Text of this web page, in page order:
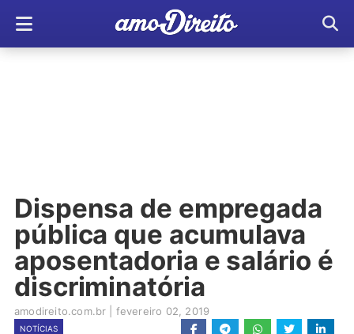
Dispensa de empregada
pública que acumulava
aposentadoria e salário é
discriminatória
amodireito.com.br fevereiro 02, 2019
NOTÍCIAS